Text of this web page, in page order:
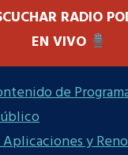
RADIO
EN VIVO
de
y